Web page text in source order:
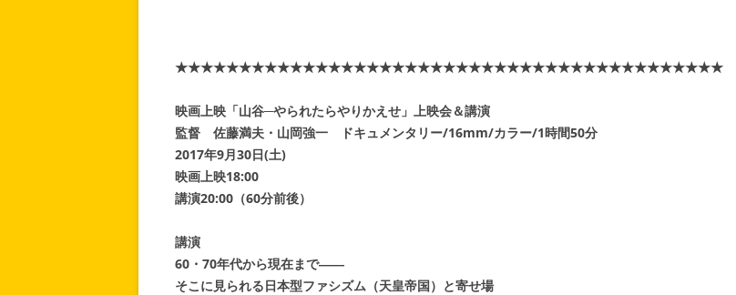
★★★★★★★★★★★★★★★★★★★★★★★★★★★★★★★★★★★★★★★★★★★
映画上映「山谷─やられたらやりかえせ」上映会＆講演
監督 佐藤満夫・山岡強一 ドキュメンタリー/16mm/カラー/1時間50分
2017年9月30日(土)
映画上映18:00
講演20:00（60分前後）
講演
60・70年代から現在まで――
そこに見られる日本型ファシズム（天皇帝国）と寄せ場